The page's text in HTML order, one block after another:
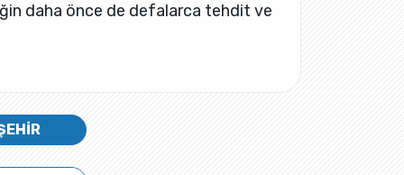
daha önce de defalarca tehdit ve